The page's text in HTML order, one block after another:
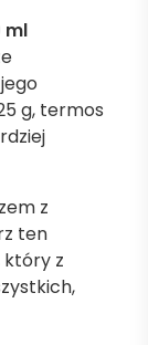
ml
g, termos
z
ten
z